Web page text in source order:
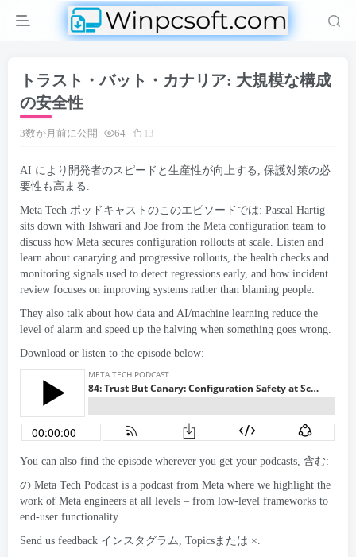
トラスト・バット・カナリア: 大規模な構成
の安全性
3数か月前に公開 64 13
AI により開発者のスピードと生産性が向上する, 保護対策の必
要性も高まる.
Meta Tech ポッドキャストのこのエピソードでは: Pascal Hartig
sits down with Ishwari and Joe from the Meta configuration team to
discuss how Meta secures configuration rollouts at scale. Listen and
learn about canarying and progressive rollouts, the health checks and
monitoring signals used to detect regressions early, and how incident
review focuses on improving systems rather than blaming people.
They also talk about how data and AI/machine learning reduce the
level of alarm and speed up the halving when something goes wrong.
Download or listen to the episode below:
You can also find the episode wherever you get your podcasts, 含む:
の Meta Tech Podcast is a podcast from Meta where we highlight the
work of Meta engineers at all levels – from low-level frameworks to
end-user functionality.
Send us feedback インスタグラム, Topicsまたは ×.